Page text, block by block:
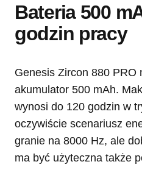
Bateria 500
godzin pracy
Genesis Zircon 880 PRO
akumulator 500 mAh.
wynosi do 120 godzin w
oczywiście scenariusz
granie na 8000 Hz, ale
ma być użyteczna także